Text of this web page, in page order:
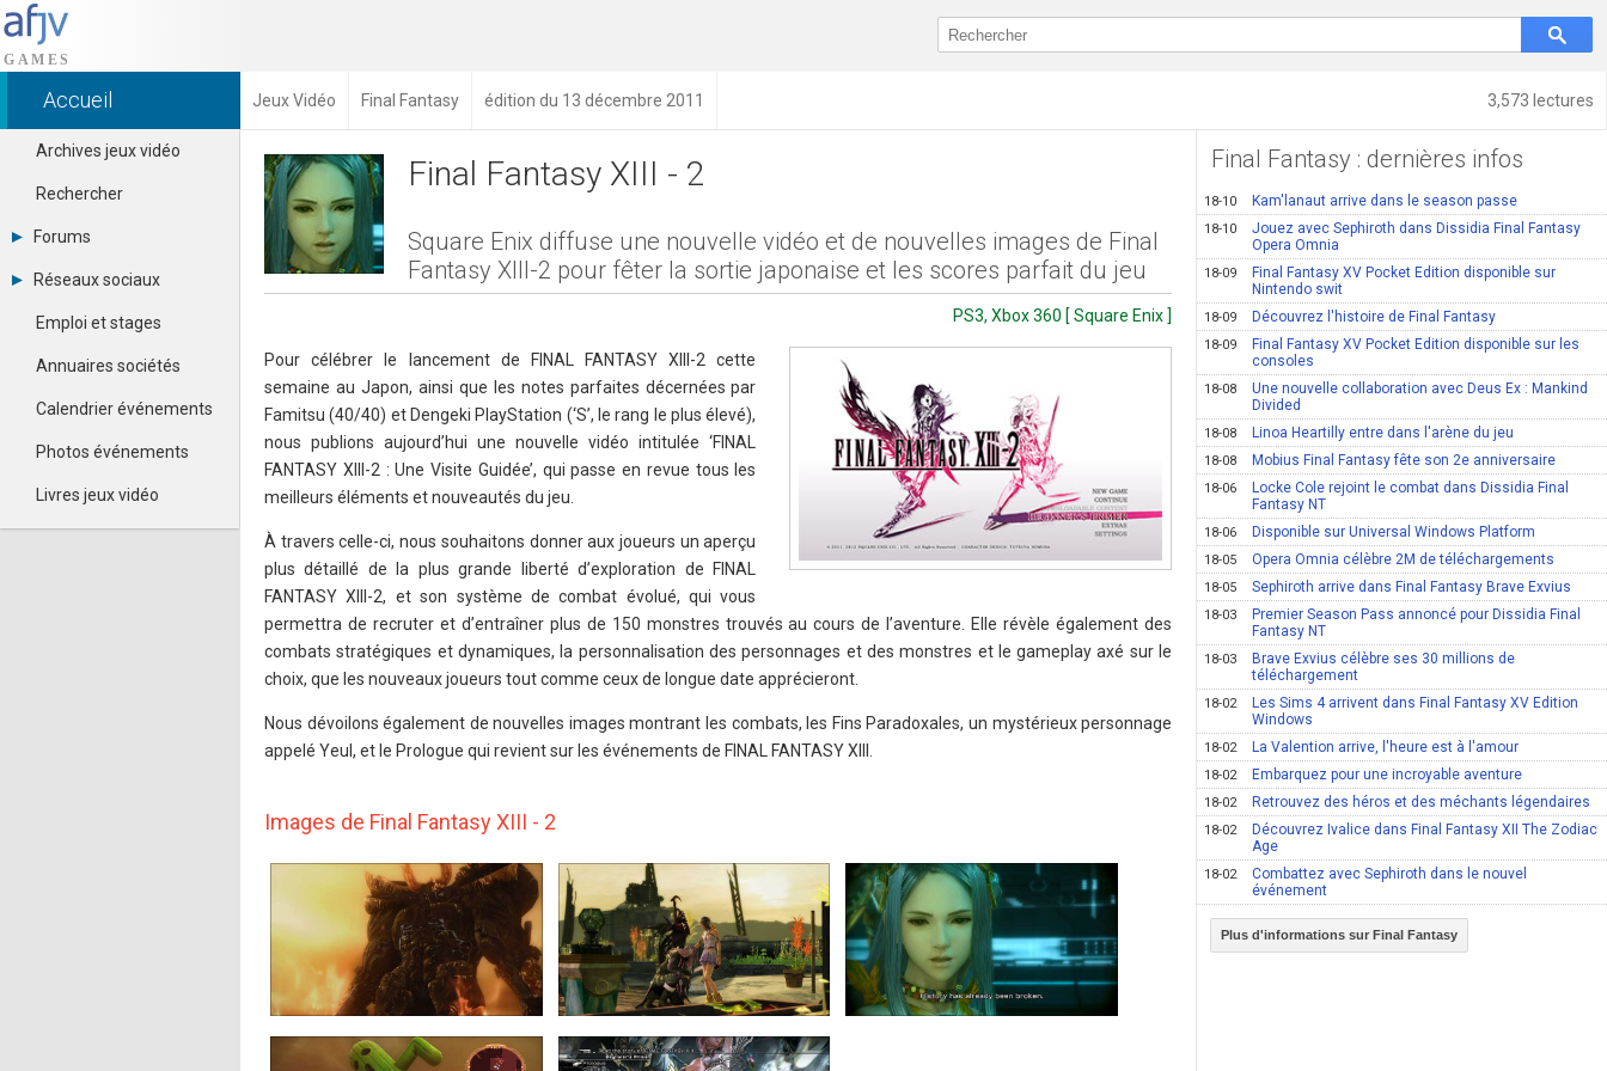
3,573 lectures
Accueil Jeux Vidéo Final Fantasy édition du 13 décembre 2011
Archives jeux vidéo
Rechercher
Forums
Tous les forums
Se connecter
Contacter un modérateur
Réseaux sociaux
Dailymotion
Facebook
Google+
Pinterest
Youtube
Emploi et stages
Annuaires sociétés
Calendrier événements
Photos événements
Livres jeux vidéo
Final Fantasy XIII - 2
Square Enix diffuse une nouvelle vidéo et de nouvelles images de Final
Fantasy XIII-2 pour fêter la sortie japonaise et les scores parfait du jeu
PS3, Xbox 360 [ Square Enix ]
Pour célébrer le lancement de FINAL FANTASY XIII-2 cette
semaine au Japon, ainsi que les notes parfaites décernées par
Famitsu (40/40) et Dengeki PlayStation (‘S’, le rang le plus élevé),
nous publions aujourd’hui une nouvelle vidéo intitulée ‘FINAL
FANTASY XIII-2 : Une Visite Guidée’, qui passe en revue tous les
meilleurs éléments et nouveautés du jeu.
À travers celle-ci, nous souhaitons donner aux joueurs un aperçu
plus détaillé de la plus grande liberté d’exploration de FINAL
FANTASY XIII-2, et son système de combat évolué, qui vous
permettra de recruter et d’entraîner plus de 150 monstres trouvés au cours de l’aventure. Elle révèle également des
combats stratégiques et dynamiques, la personnalisation des personnages et des monstres et le gameplay axé sur le
choix, que les nouveaux joueurs tout comme ceux de longue date apprécieront.
Nous dévoilons également de nouvelles images montrant les combats, les Fins Paradoxales, un mystérieux personnage
appelé Yeul, et le Prologue qui revient sur les événements de FINAL FANTASY XIII.
Images de Final Fantasy XIII - 2
Final Fantasy : dernières infos
18-10 Kam'lanaut arrive dans le season passe
18-10
Jouez avec Sephiroth dans Dissidia Final Fantasy
Opera Omnia
18-09
Final Fantasy XV Pocket Edition disponible sur
Nintendo swit
18-09 Découvrez l'histoire de Final Fantasy
18-09
Final Fantasy XV Pocket Edition disponible sur les
consoles
18-08
Une nouvelle collaboration avec Deus Ex : Mankind
Divided
18-08 Linoa Heartilly entre dans l'arène du jeu
18-08 Mobius Final Fantasy fête son 2e anniversaire
18-06
Locke Cole rejoint le combat dans Dissidia Final
Fantasy NT
18-06 Disponible sur Universal Windows Platform
18-05 Opera Omnia célèbre 2M de téléchargements
18-05 Sephiroth arrive dans Final Fantasy Brave Exvius
18-03
Premier Season Pass annoncé pour Dissidia Final
Fantasy NT
18-03
Brave Exvius célèbre ses 30 millions de
téléchargement
18-02
Les Sims 4 arrivent dans Final Fantasy XV Edition
Windows
18-02 La Valention arrive, l'heure est à l'amour
18-02 Embarquez pour une incroyable aventure
18-02 Retrouvez des héros et des méchants légendaires
18-02
Découvrez Ivalice dans Final Fantasy XII The Zodiac
Age
18-02
Combattez avec Sephiroth dans le nouvel
événement
Plus d'informations sur Final Fantasy